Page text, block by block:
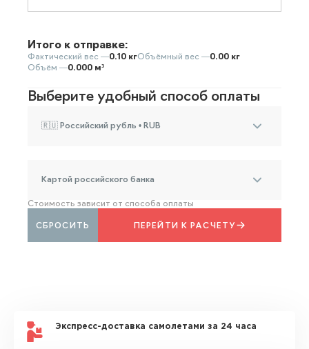
Итого к отправке:
Фактический вес —0.10 кгОбъёмный вес —0.00 кг
Объём —0.000 м³
Выберите удобный способ оплаты
🇷🇺 Российский рубль • RUB
Картой российского банка
Стоимость зависит от способа оплаты
ПЕРЕЙТИ К РАСЧЕТУ
СБРОСИТЬ
Экспресс-доставка самолетами за 24 часа